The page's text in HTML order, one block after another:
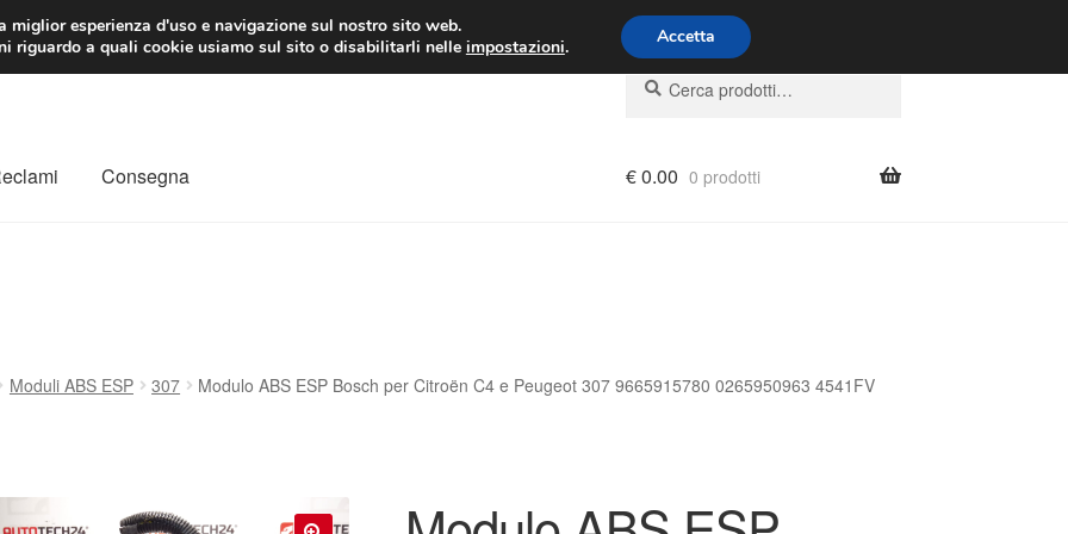
EUR Lun-Ven 9:00 - 16:00 800 580 290
Cerca:
Cerca
Consegna €0.00 0 prodotti
Moduli ABS ESP 307 Modulo ABS ESP Bosch per Citroën C4 e Peugeot 307 9665915780 0265950963 4541FV
esperienza d'uso e navigazione sul nostro sito web.
riguardo a quali cookie usiamo sul sito o disabilitarli nelle impostazioni. Accetta